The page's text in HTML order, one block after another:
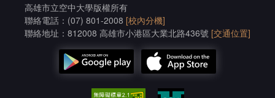
高雄市立空中大學版權所有
聯絡電話：(07) 801-2008 [校內分機]
聯絡地址：812008 高雄市小港區大業北路436號 [交通位置]